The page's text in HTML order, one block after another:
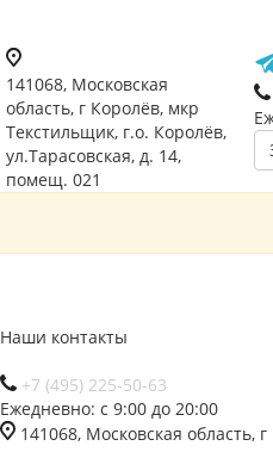
141068, Московская
область, г Королёв, мкр
Текстильщик, г.о. Королёв,
ул.Тарасовская, д. 14,
помещ. 021
Наши контакты
+7 (495) 225-50-63
Ежедневно: с 9:00 до 20:00
141068, Московская область, г